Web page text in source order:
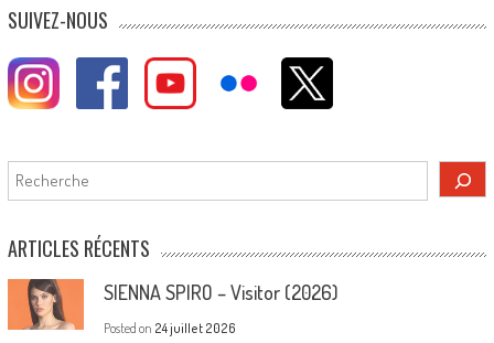
SUIVEZ-NOUS
Rechercher
ARTICLES RÉCENTS
SIENNA SPIRO – Visitor (2026)
Posted on 24 juillet 2026